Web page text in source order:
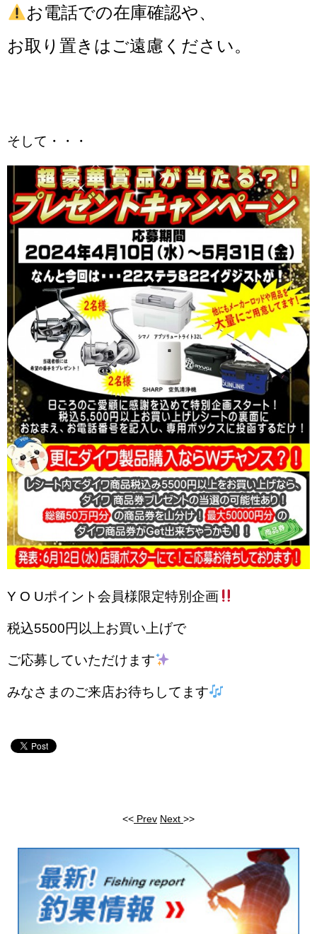
お電話での在庫確認や、
お取り置きはご遠慮ください。
そして・・・
Y O Uポイント会員様限定特別企画
税込5500円以上お買い上げで
ご応募していただけます
みなさまのご来店お待ちしてます
<< Prev Next >>